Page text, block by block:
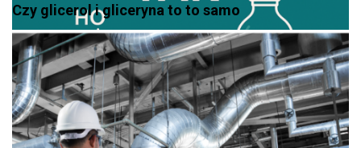
Czy glicerol i gliceryna to to samo